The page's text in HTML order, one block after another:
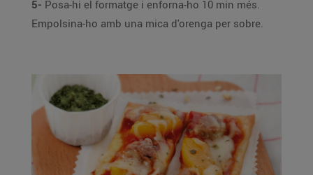
5- Posa-hi el formatge i enforna-ho 10 min més.
Empolsina-ho amb una mica d'orenga per sobre.